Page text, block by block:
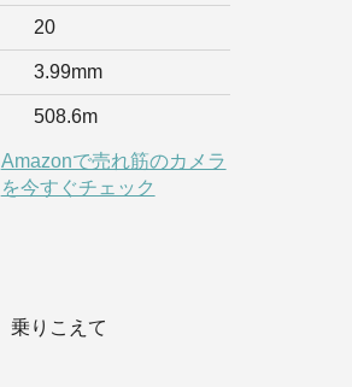
20
3.99mm
508.6m
Amazonで売れ筋のカメラ
を今すぐチェック
乗りこえて